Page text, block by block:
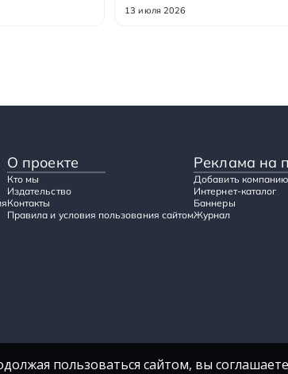
Марий Эл, выпускает обору...
13 июля 2026
О проекте
Кто мы
Издательство
Контакты
Правила и условия пользования сайтом
Реклама на
Добавить
Интернет-каталог
Баннеры
Журнал
пользоваться сайтом, вы